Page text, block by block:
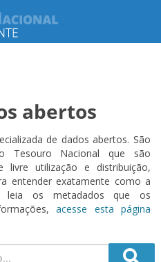
abertos
de dados abertos. São
Tesouro Nacional que são
livre utilização e distribuição,
entender exatamente como a
os metadados que os
acesse esta página